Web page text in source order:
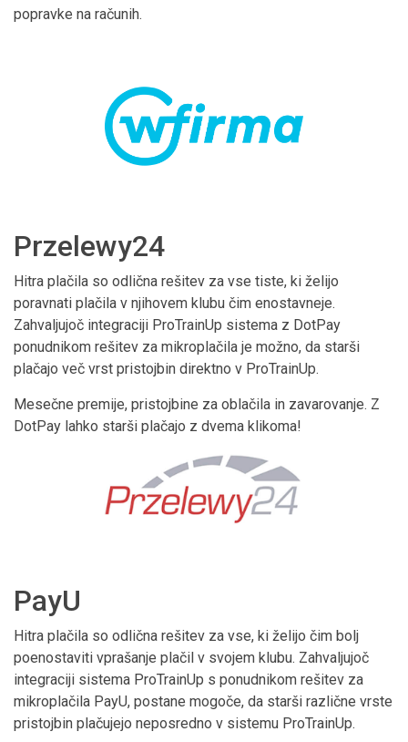
popravke na računih.
Przelewy24
Hitra plačila so odlična rešitev za vse tiste, ki želijo
poravnati plačila v njihovem klubu čim enostavneje.
Zahvaljujoč integraciji ProTrainUp sistema z DotPay
ponudnikom rešitev za mikroplačila je možno, da starši
plačajo več vrst pristojbin direktno v ProTrainUp.
Mesečne premije, pristojbine za oblačila in zavarovanje. Z
DotPay lahko starši plačajo z dvema klikoma!
PayU
Hitra plačila so odlična rešitev za vse, ki želijo čim bolj
poenostaviti vprašanje plačil v svojem klubu. Zahvaljujoč
integraciji sistema ProTrainUp s ponudnikom rešitev za
mikroplačila PayU, postane mogoče, da starši različne vrste
pristojbin plačujejo neposredno v sistemu ProTrainUp.